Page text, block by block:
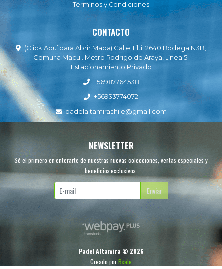
Términos y Condiciones
CONTACTO
(Click Aquí para Abrir Mapa) Calle Tiltil 2640 Bodega N3B,
Comuna Macul. Metro Rodrigo de Araya, Línea 5.
Estacionamiento Privado
+56987764538
+56933774072
padelaltamirachile@gmail.com
NEWSLETTER
Sé el primero en enterarte de nuestras nuevas colecciones, ventas especiales y
beneficios exclusivos.
Enviar
Padel Altamira © 2026
Creado porBsale